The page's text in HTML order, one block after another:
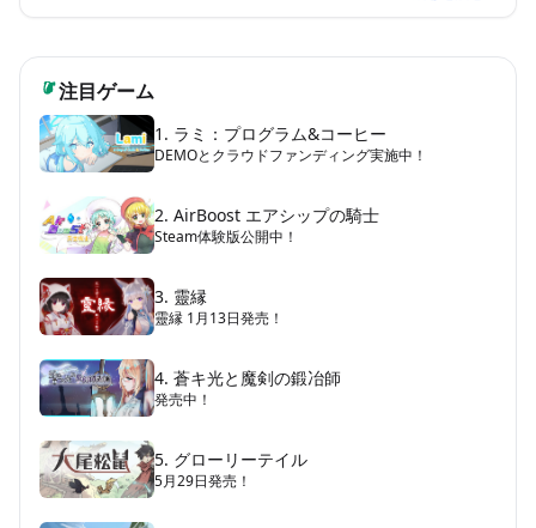
注目ゲーム
1. ラミ：プログラム&コーヒー
DEMOとクラウドファンディング実施中！
2. AirBoost エアシップの騎士
Steam体験版公開中！
3. 靈縁
靈縁 1月13日発売！
4. 蒼キ光と魔剣の鍛冶師
発売中！
5. グローリーテイル
5月29日発売！